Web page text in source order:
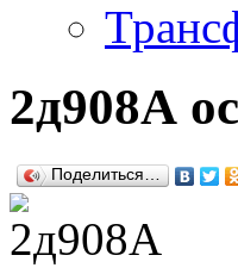
2д908А ос
Поделиться…